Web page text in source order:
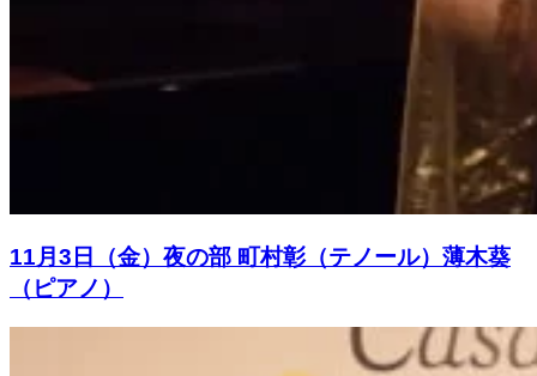
11月3日（金）夜の部 町村彰（テノール）薄木葵
（ピアノ）